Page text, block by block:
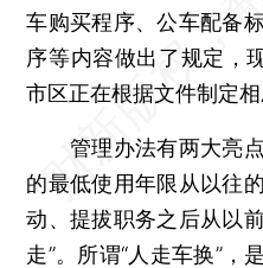
车购买程序、公车配备
序等内容做出了规定，
市区正在根据文件制定相
管理办法有两大亮点
的最低使用年限从以往
动、提拔职务之后从以
走”。所谓“人走车换”，